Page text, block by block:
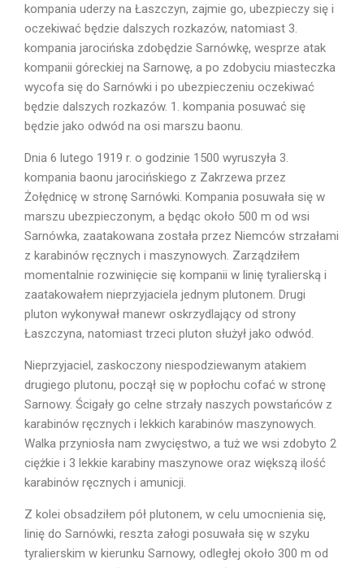
kompania uderzy na Łaszczyn, zajmie go, ubezpieczy się i
oczekiwać będzie dalszych rozkazów, natomiast 3.
kompania jarocińska zdobędzie Sarnówkę, wesprze atak
kompanii góreckiej na Sarnowę, a po zdobyciu miasteczka
wycofa się do Sarnówki i po ubezpieczeniu oczekiwać
będzie dalszych rozkazów. 1. kompania posuwać się
będzie jako odwód na osi marszu baonu.
Dnia 6 lutego 1919 r. o godzinie 1500 wyruszyła 3.
kompania baonu jarocińskiego z Zakrzewa przez
Żołędnicę w stronę Sarnówki. Kompania posuwała się w
marszu ubezpieczonym, a będąc około 500 m od wsi
Sarnówka, zaatakowana została przez Niemców strzałami
z karabinów ręcznych i maszynowych. Zarzą­dziłem
momentalnie rozwinięcie się kompanii w linię tyralierską i
zaatakowałem nieprzyjaciela jednym plutonem. Drugi
pluton wykonywał manewr oskrzydlający od strony
Łaszczyna, natomiast trzeci pluton służył jako odwód.
Nieprzyjaciel, zaskoczony niespodziewanym atakiem
drugiego plutonu, począł się w popłochu cofać w stronę
Sarnowy. Ścigały go celne strzały naszych powstańców z
karabinów ręcznych i lekkich karabinów maszynowych.
Walka przyniosła nam zwycięstwo, a tuż we wsi zdobyto 2
ciężkie i 3 lekkie karabiny maszynowe oraz większą ilość
karabinów ręcznych i amunicji.
Z kolei obsadziłem pół plutonem, w celu umocnienia się,
linię do Sarnówki, reszta załogi posuwała się w szyku
tyralierskim w kierunku Sarnowy, odległej około 300 m od